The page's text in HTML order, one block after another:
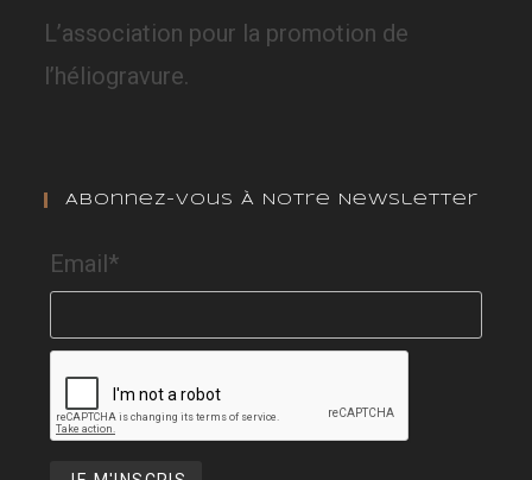
L’association pour la promotion de
l’héliogravure.
Abonnez-Vous À Notre Newsletter
Email*